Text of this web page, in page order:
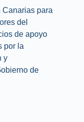
Canarias para
del
de apoyo
por la
y
de